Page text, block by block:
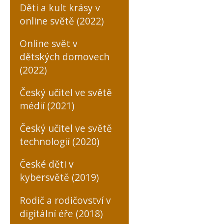
Děti a kult krásy v
online světě (2022)
Online svět v
dětských domovech
(2022)
Český učitel ve světě
médií (2021)
Český učitel ve světě
technologií (2020)
České děti v
kybersvětě (2019)
Rodič a rodičovství v
digitální éře (2018)